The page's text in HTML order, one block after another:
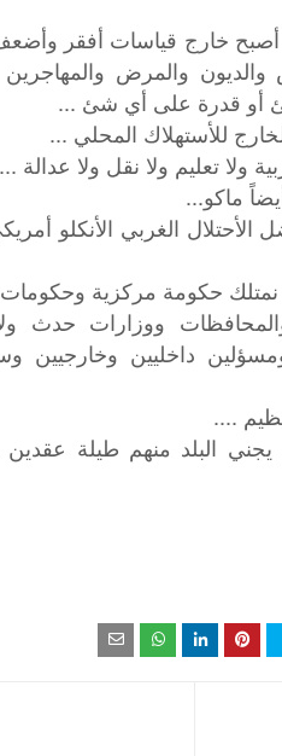
أصبح خارج قياسات أفقر
والمرض والمهاجرين
شئ أو قدرة على أي شئ ...
للأستهلاك المحلي ...
ولا تعليم ولا نقل ولا عدالة ...
ماكو...
الغربي الأنكلو
نمتلك حكومة مركزية
ووزارات حدث
داخليين وخارجيين
....
البلد منهم طيلة